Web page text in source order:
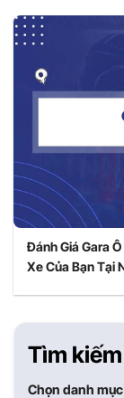
Đánh Giá Gara
Xe Của Bạn Tại
Tìm
Chọn danh